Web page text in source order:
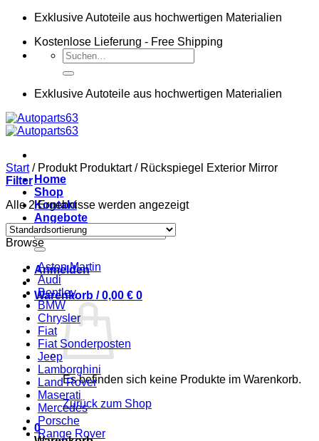
Zum
springen
Exklusive Autoteile aus hochwertigen Materialien
Kostenlose Lieferung - Free Shipping
Suchen
nach:
Exklusive Autoteile aus hochwertigen Materialien
Home
Shop
Kontakt
Angebote
Suchen
nach:
Anmelden
Warenkorb /0,00 € 0
Es befinden sich keine Produkte im Warenkorb.
Zurück zum Shop
0
Start /Produkt Produktart/Rückspiegel Exterior Mirror
Filter
Alle 2 Ergebnisse werden angezeigt
Browse
Aston Martin
Audi
Bentley
BMW
Chrysler
Fiat
Fiat Sonderposten
Jeep
Lamborghini
Land Rover
Maserati
Mercedes
Porsche
Range Rover